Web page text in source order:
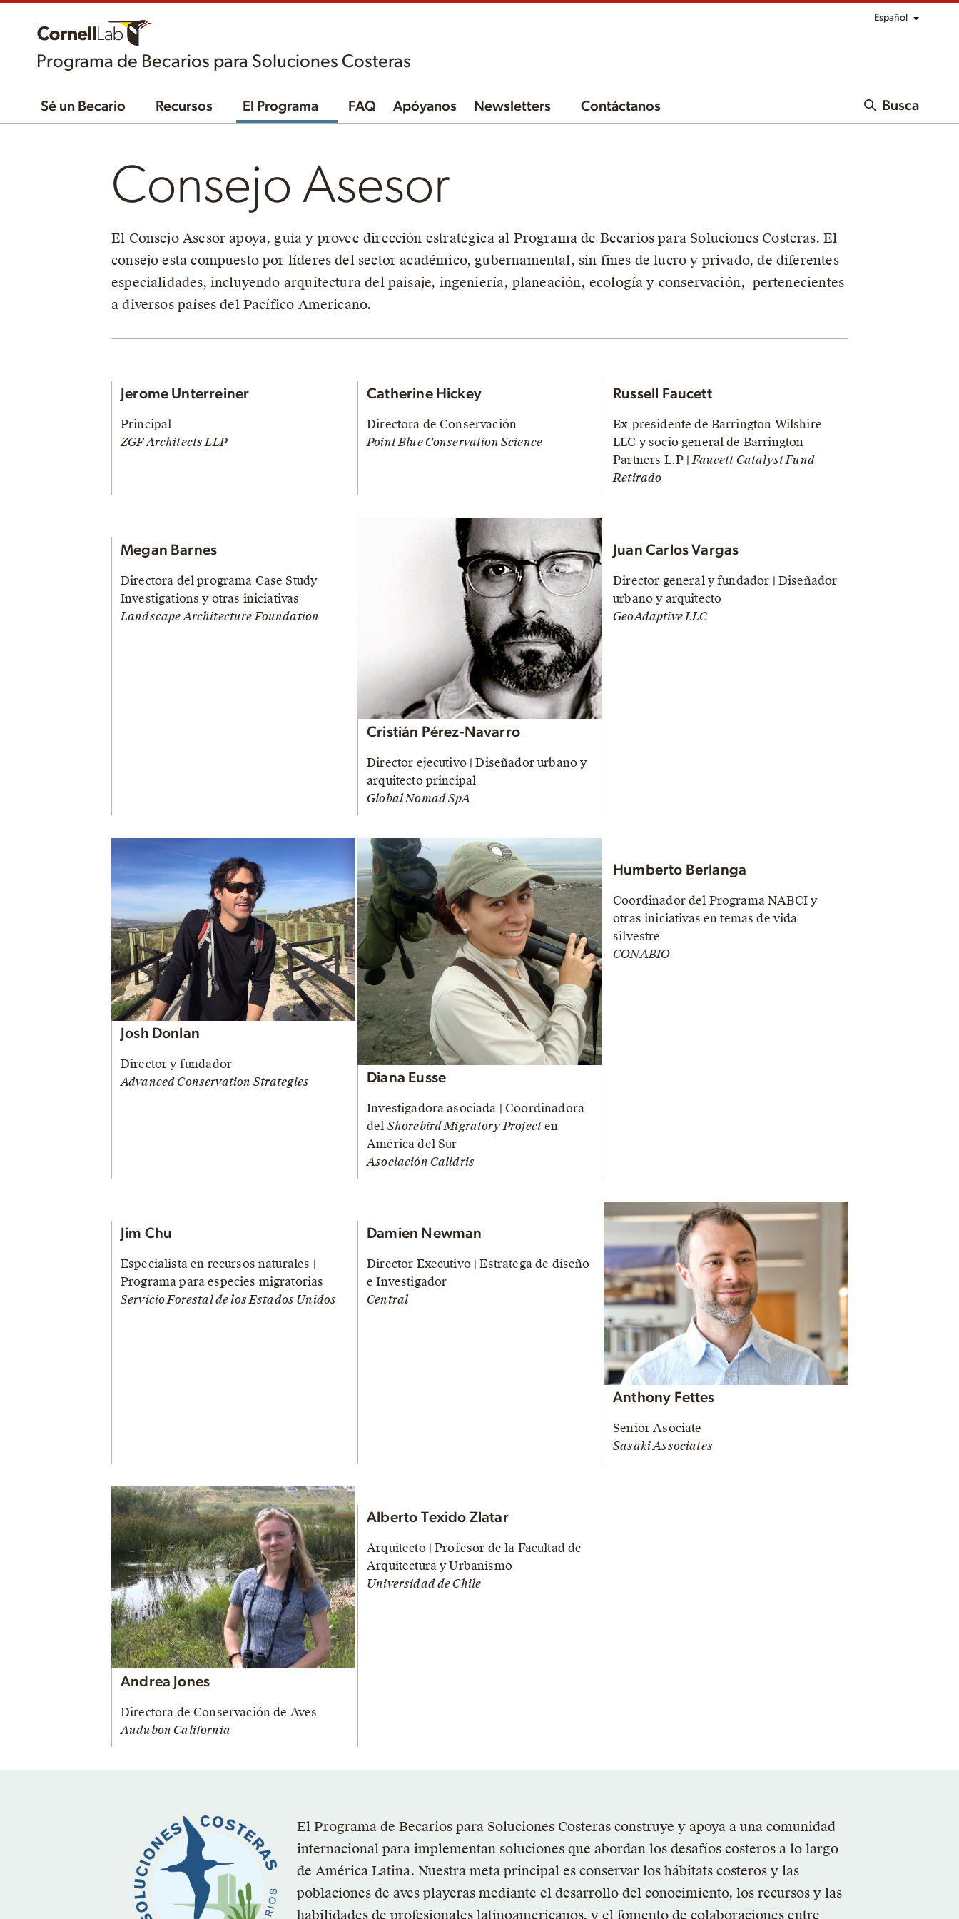
Español
Programa de Becarios para Soluciones Costeras
Sé un Becario Recursos El Programa FAQ Apóyanos Newsletters Contáctanos Busca
Consejo Asesor
El Consejo Asesor apoya, guía y provee dirección estratégica al Programa de Becarios para Soluciones Costeras. El
consejo esta compuesto por líderes del sector académico, gubernamental, sin fines de lucro y privado, de diferentes
especialidades, incluyendo arquitectura del paisaje, ingeniería, planeación, ecología y conservación, pertenecientes
a diversos países del Pacífico Americano.
Jerome Unterreiner
Principal
ZGF Architects LLP
Catherine Hickey
Directora de Conservación
Point Blue Conservation Science
Russell Faucett
Ex-presidente de Barrington Wilshire
LLC y socio general de Barrington
Partners L.P |Faucett Catalyst Fund
Retirado
Megan Barnes
Directora del programa Case Study
Investigations y otras iniciativas
Landscape Architecture Foundation
Cristián Pérez-Navarro
Director ejecutivo | Diseñador urbano y
arquitecto principal
Global Nomad SpA
Juan Carlos Vargas
Director general y fundador | Diseñador
urbano y arquitecto
GeoAdaptive LLC
Josh Donlan
Director y fundador
Advanced Conservation Strategies
Diana Eusse
Investigadora asociada | Coordinadora
del Shorebird Migratory Projecten
América del Sur
Asociación Calidris
Humberto Berlanga
Coordinador del Programa NABCI y
otras iniciativas en temas de vida
silvestre
CONABIO
Jim Chu
Especialista en recursos naturales |
Programa para especies migratorias
Servicio Forestal de los Estados Unidos
Damien Newman
Director Executivo | Estratega de diseño
e Investigador
Central
Anthony Fettes
Senior Asociate
Sasaki Associates
Andrea Jones
Directora de Conservación de Aves
Audubon California
Alberto Texido Zlatar
Arquitecto | Profesor de la Facultad de
Arquitectura y Urbanismo
Universidad de Chile
El Programa de Becarios para Soluciones Costeras construye y apoya a una comunidad
internacional para implementan soluciones que abordan los desafíos costeros a lo largo
de América Latina. Nuestra meta principal es conservar los hábitats costeros y las
poblaciones de aves playeras mediante el desarrollo del conocimiento, los recursos y las
habilidades de profesionales latinoamericanos, y el fomento de colaboraciones entre